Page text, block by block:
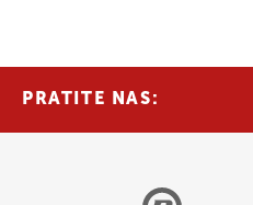
PRATITE NAS: